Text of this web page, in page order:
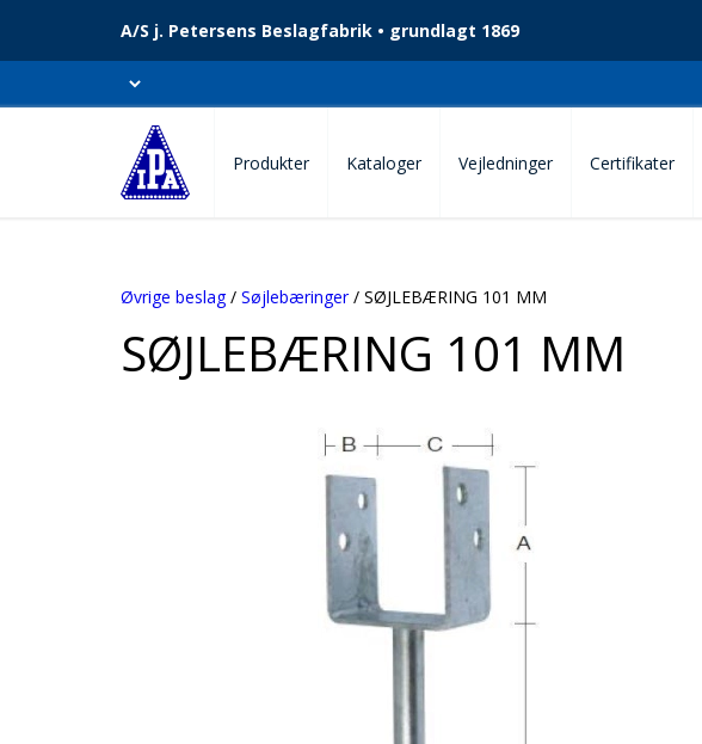
A/S j. Petersens Beslagfabrik • grundlagt 1869
Produkter Kataloger Vejledninger Certifikater
Øvrige beslag/ Søjlebæringer/ SØJLEBÆRING 101 MM
SØJLEBÆRING 101 MM